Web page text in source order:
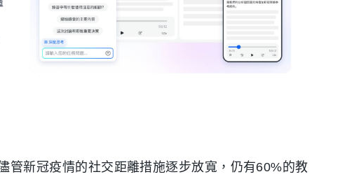
管新冠疫情的社交距離措施逐步放寬，仍有60%的教